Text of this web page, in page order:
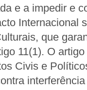
e a impedir e
Internacional
que
11(1). O
Civis e